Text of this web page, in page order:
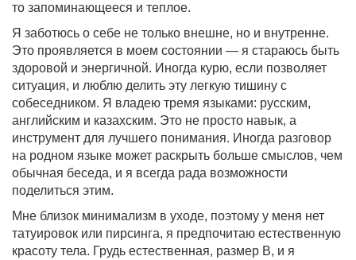
то запоминающееся и теплое.
Я заботюсь о себе не только внешне, но и внутренне.
Это проявляется в моем состоянии — я стараюсь быть
здоровой и энергичной. Иногда курю, если позволяет
ситуация, и люблю делить эту легкую тишину с
собеседником. Я владею тремя языками: русским,
английским и казахским. Это не просто навык, а
инструмент для лучшего понимания. Иногда разговор
на родном языке может раскрыть больше смыслов, чем
обычная беседа, и я всегда рада возможности
поделиться этим.
Мне близок минимализм в уходе, поэтому у меня нет
татуировок или пирсинга, я предпочитаю естественную
красоту тела. Грудь естественная, размер B, и я